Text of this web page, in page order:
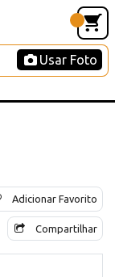
Usar Foto
Adicionar Favorito
Compartilhar